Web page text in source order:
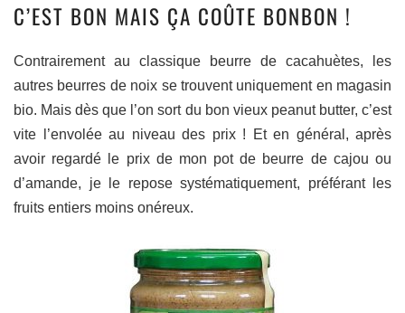
C’EST BON MAIS ÇA COÛTE BONBON !
Contrairement au classique beurre de cacahuètes, les
autres beurres de noix se trouvent uniquement en magasin
bio. Mais dès que l’on sort du bon vieux peanut butter, c’est
vite l’envolée au niveau des prix ! Et en général, après
avoir regardé le prix de mon pot de beurre de cajou ou
d’amande, je le repose systématiquement, préférant les
fruits entiers moins onéreux.